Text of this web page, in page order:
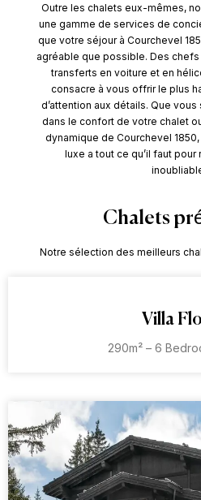
Outre les chalets eux-mêmes,
une gamme de services de
que votre séjour à Courchevel
agréable que possible. Des
transferts en voiture et en
consacre à vous offrir le plus
d’attention aux détails. Que
dans le confort de votre chalet
dynamique de Courchevel
luxe a tout ce qu’il faut
Chalets
Notre sélection des meilleurs
Villa
290m² – 6